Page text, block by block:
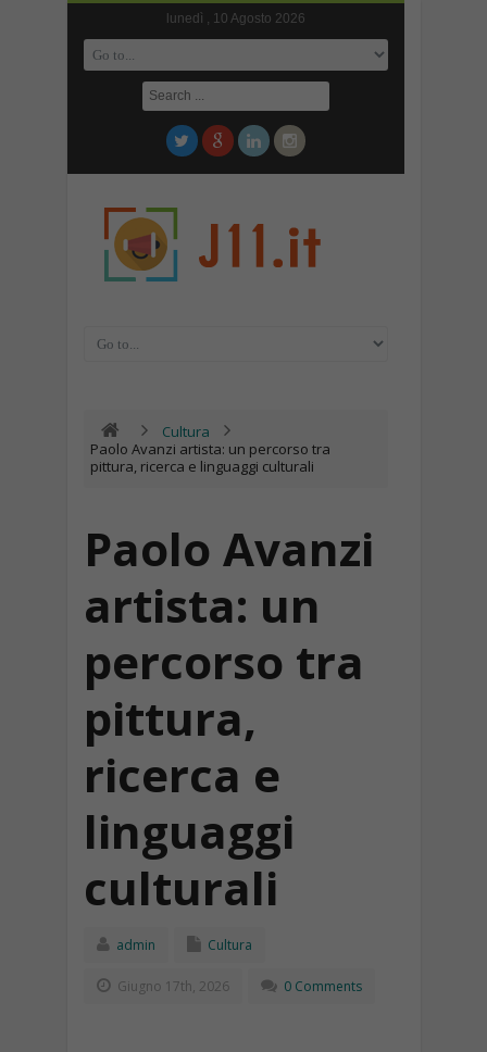
lunedì , 10 Agosto 2026
Cultura
Paolo Avanzi artista: un percorso tra
pittura, ricerca e linguaggi culturali
Paolo Avanzi
artista: un
percorso tra
pittura,
ricerca e
linguaggi
culturali
admin Cultura
Giugno 17th, 2026 0 Comments